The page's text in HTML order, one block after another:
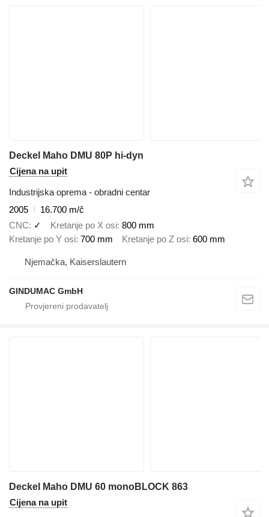
Deckel Maho DMU 80P hi-dyn
Cijena na upit
Industrijska oprema - obradni centar
2005
16.700 m/č
CNC
✓ Kretanje po X osi 800 mm
Kretanje po Y osi 700 mm Kretanje po Z osi 600 mm
Njemačka, Kaiserslautern
GINDUMAC GmbH
Deckel Maho DMU 60 monoBLOCK 863
Cijena na upit